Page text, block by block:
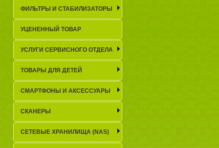
ФИЛЬТРЫ И СТАБИЛИЗАТОРЫ
УЦЕНЕННЫЙ ТОВАР
УСЛУГИ СЕРВИСНОГО ОТДЕЛА
ТОВАРЫ ДЛЯ ДЕТЕЙ
СМАРТФОНЫ И АКСЕССУАРЫ
СКАНЕРЫ
СЕТЕВЫЕ ХРАНИЛИЩА (NAS)